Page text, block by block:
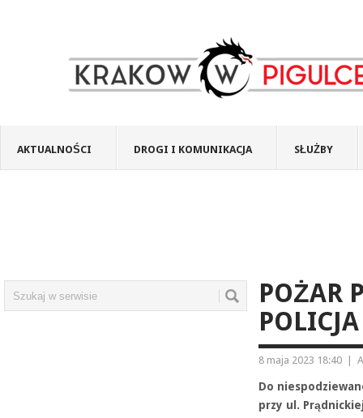
AKTUALNOŚCI DROGI I KOMUNIKACJA SŁUŻBY
POŻAR
8 maja 2023 18:40
Do
przy ul.